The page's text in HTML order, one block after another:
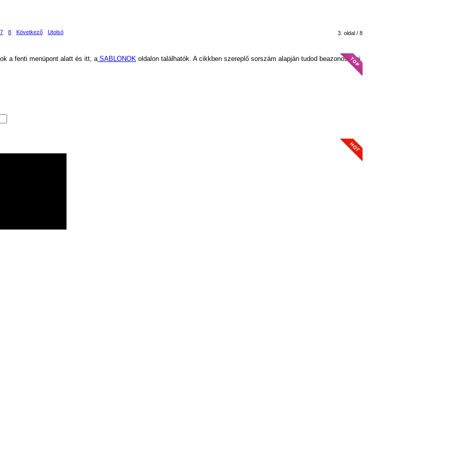
3. oldal / 8
7 8 Következő Utolsó
a fenti menüpont alatt és itt, aSABLONOK oldalon találhatók. A cikkben szereplő sorszám alapján tudod beazonosítani.